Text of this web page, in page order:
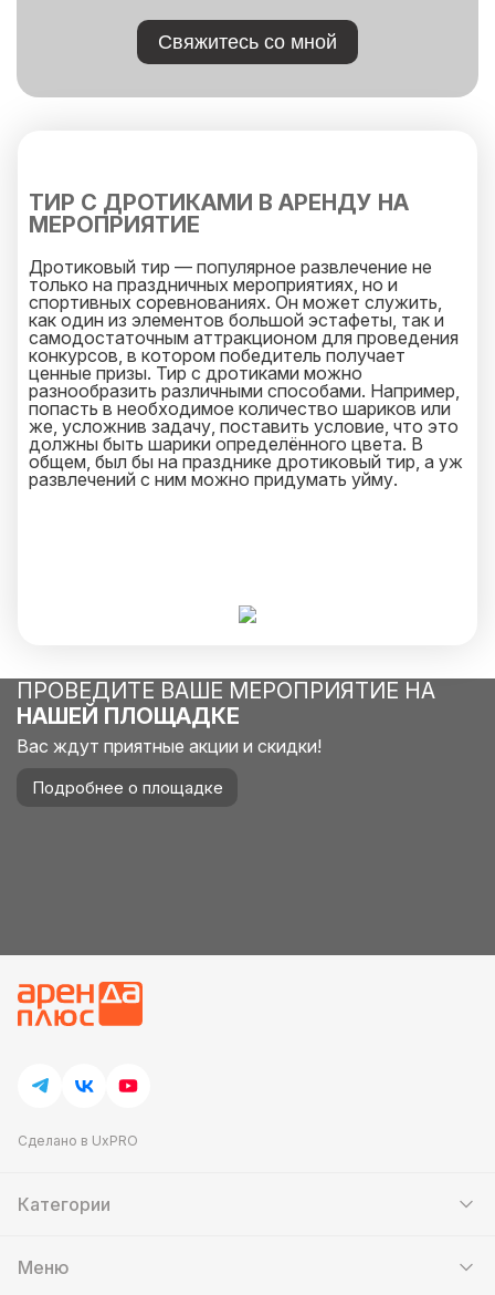
Свяжитесь со мной
ТИР С ДРОТИКАМИ В АРЕНДУ НА
МЕРОПРИЯТИЕ
Дротиковый тир — популярное развлечение не
только на праздничных мероприятиях, но и
спортивных соревнованиях. Он может служить,
как один из элементов большой эстафеты, так и
самодостаточным аттракционом для проведения
конкурсов, в котором победитель получает
ценные призы. Тир с дротиками можно
разнообразить различными способами. Например,
попасть в необходимое количество шариков или
же, усложнив задачу, поставить условие, что это
должны быть шарики определённого цвета. В
общем, был бы на празднике дротиковый тир, а уж
развлечений с ним можно придумать уйму.
ПРОВЕДИТЕ ВАШЕ МЕРОПРИЯТИЕ НА
НАШЕЙ ПЛОЩАДКЕ
Вас ждут приятные акции и скидки!
Подробнее о площадке
Сделано в UxPRO
Категории
Кейтеринг
Меню